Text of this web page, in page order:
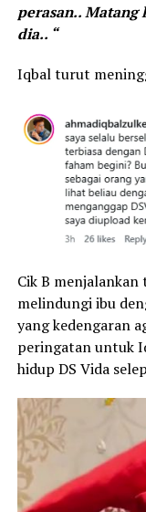
perasan..
dia.. “
Iqbal turut
Cik B menjalankan
melindungi ibu
yang kedengaran
peringatan untuk
hidup DS Vida